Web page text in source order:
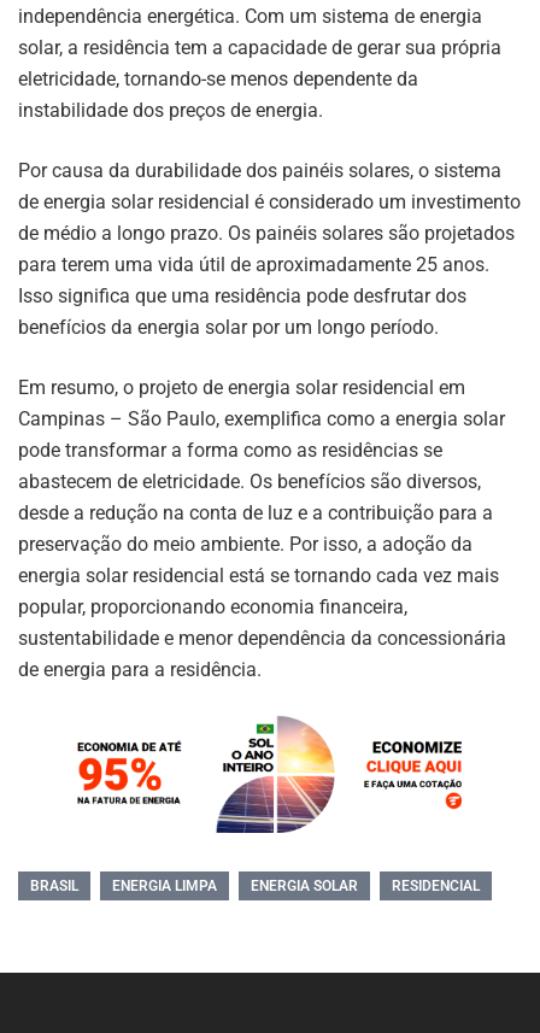
independência energética. Com um sistema de energia
solar, a residência tem a capacidade de gerar sua própria
eletricidade, tornando-se menos dependente da
instabilidade dos preços de energia.
Por causa da durabilidade dos painéis solares, o sistema
de energia solar residencial é considerado um investimento
de médio a longo prazo. Os painéis solares são projetados
para terem uma vida útil de aproximadamente 25 anos.
Isso significa que uma residência pode desfrutar dos
benefícios da energia solar por um longo período.
Em resumo, o projeto de energia solar residencial em
Campinas – São Paulo, exemplifica como a energia solar
pode transformar a forma como as residências se
abastecem de eletricidade. Os benefícios são diversos,
desde a redução na conta de luz e a contribuição para a
preservação do meio ambiente. Por isso, a adoção da
energia solar residencial está se tornando cada vez mais
popular, proporcionando economia financeira,
sustentabilidade e menor dependência da concessionária
de energia para a residência.
BRASIL ENERGIA LIMPA ENERGIA SOLAR RESIDENCIAL